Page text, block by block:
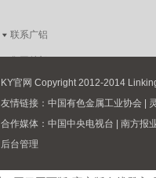
联系广铝
分支机构
招商加盟
留言
KY官网 Copyright 2012-2014
友情链接： 中国有色金属工业协会
合作媒体： 中国中央电视台 南方报
后台管理